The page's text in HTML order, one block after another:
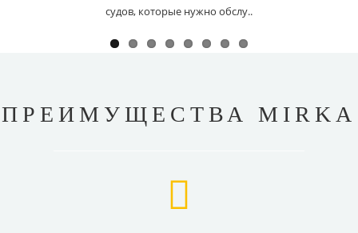
судов, которые нужно обслу..
ПРЕИМУЩЕСТВА MIRKA